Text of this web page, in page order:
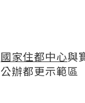
國家住都中心與
公辦都更示範區